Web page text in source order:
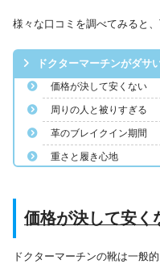
様々な口コミを調べてみると
ドクターマーチンがダサ
価格が決して安くない
周りの人と被りすぎる
革のブレイクイン期間
重さと履き心地
価格が決して安く
ドクターマーチンの靴は一般